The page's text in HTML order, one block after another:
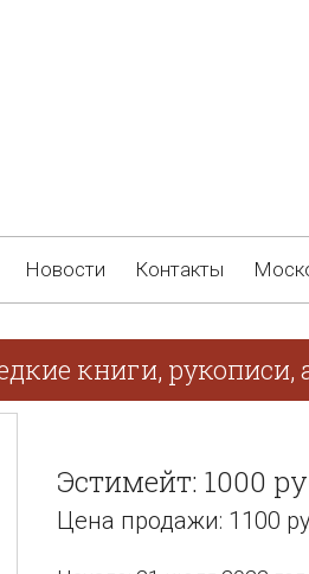
Новости Контакты
книги, рукописи,
Эстимейт: 1000
Цена продажи: 1100